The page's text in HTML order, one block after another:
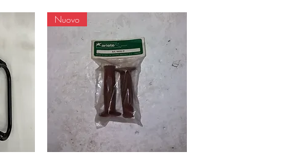
Nuovo